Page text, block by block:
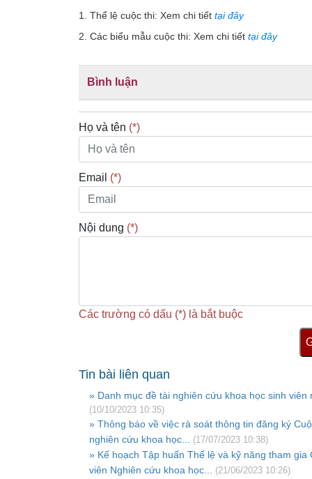
1. Thể lệ cuộc thi: Xem chi tiết tại đây
2. Các biểu mẫu cuộc thi: Xem chi tiết tại đây
Bình luận
Họ và tên (*)
Email (*)
Nội dung (*)
Các trường có dấu (*) là bắt buộc
Tin bài liên quan
» Danh mục đề tài nghiên cứu khoa học sinh viên
(10/10/2023 10:35)
» Thông báo về việc rà soát thông tin đăng ký
nghiên cứu khoa học...
(17/07/2023 10:38)
» Kế hoạch Tập huấn Thể lệ và kỹ năng tham gia
viên Nghiên cứu khoa học...
(21/06/2023 10:26)